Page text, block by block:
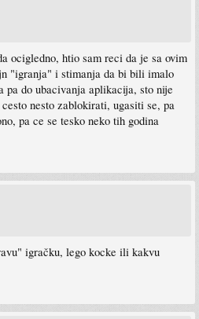
ocigledno, htio sam reci da je sa ovim
"igranja" i stimanja da bi bili imalo
pa do ubacivanja aplikacija, sto nije
nesto zablokirati, ugasiti se, pa
pa ce se tesko neko tih godina
igračku, lego kocke ili kakvu